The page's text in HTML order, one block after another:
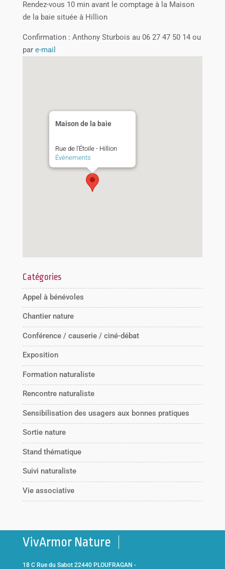
Rendez-vous 10 min avant le comptage à la Maison
de la baie située à Hillion
Confirmation : Anthony Sturbois au 06 27 47 50 14 ou
par e-mail
Maison de la baie
Rue de l'Étoile - Hillion
Évènements
Catégories
Appel à bénévoles
Chantier nature
Conférence / causerie / ciné-débat
Exposition
Formation naturaliste
Rencontre naturaliste
Sensibilisation des usagers aux bonnes pratiques
Sortie nature
Stand thématique
Suivi naturaliste
Vie associative
VivArmor Nature
18 C Rue du Sabot 22440 PLOUFRAGAN -